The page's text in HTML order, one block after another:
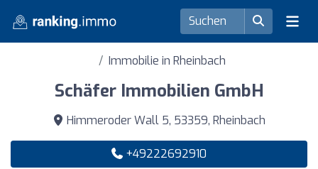
Immobilie in Rheinbach
Schäfer Immobilien GmbH
Himmeroder Wall 5, 53359, Rheinbach
+49222692910